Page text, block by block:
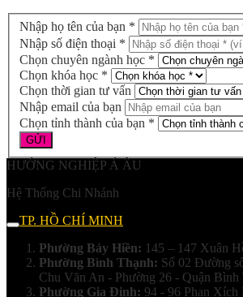
Nhập họ tên của bạn *
Nhập số điện thoại *
Chọn chuyên ngành học *
Chọn khóa học *
Chọn thời gian tư vấn
Nhập email của bạn
Chọn tỉnh thành của bạn *
HƯỚNG NGHIỆP Á ÂU
Hệ Thống Chi Nhánh
TP. HỒ CHÍ MINH
Phường Bảy Hiền: 145 – 147 Xuân
Phường Bình Thạnh: Số 02 Đường
Chu Văn An - Phường 26 - Quận Bình
Phường Gia Định: 94 - 96 Phan